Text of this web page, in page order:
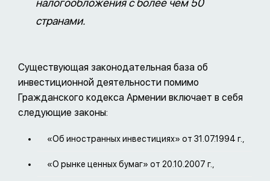
налогообложения с более чем 50
странами.
Существующая законодательная база об
инвестиционной деятельности помимо
Гражданского кодекса Армении включает в себя
следующие законы:
«Об иностранных инвестициях» от 31.07.1994 г.,
«О рынке ценных бумаг» от 20.10.2007 г.,